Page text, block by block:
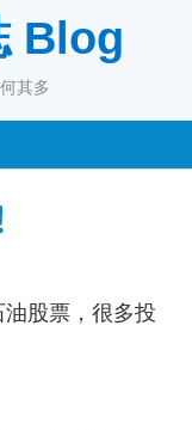
Blog
其多
股票，很多投